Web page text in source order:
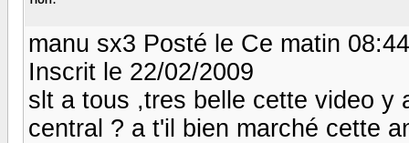
manu sx3 Posté le Ce matin 08:44
Inscrit le 22/02/2009
slt a tous ,tres belle cette video y
central ? a t'il bien marché cette